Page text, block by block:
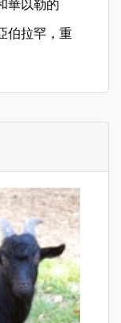
華以勒的
伯拉罕，重